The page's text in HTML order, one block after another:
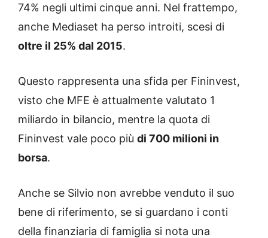
74% negli ultimi cinque anni. Nel frattempo,
anche Mediaset ha perso introiti, scesi di
oltre il 25% dal 2015.
Questo rappresenta una sfida per Fininvest,
visto che MFE è attualmente valutato 1
miliardo in bilancio, mentre la quota di
Fininvest vale poco più di 700 milioni in
borsa.
Anche se Silvio non avrebbe venduto il suo
bene di riferimento, se si guardano i conti
della finanziaria di famiglia si nota una